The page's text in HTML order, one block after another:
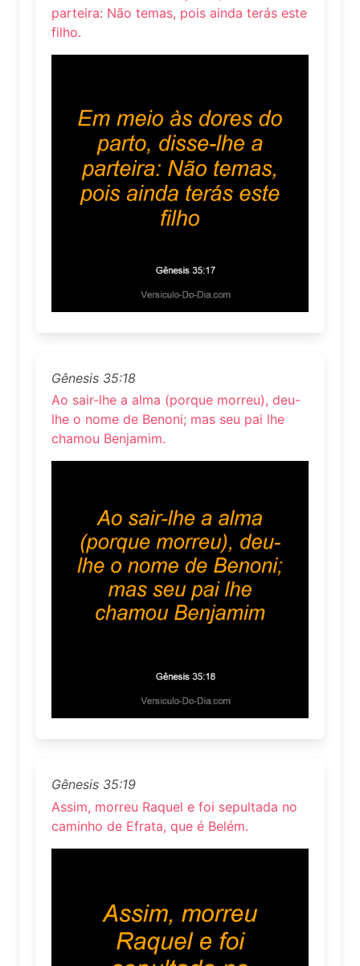
parteira: Não temas, pois ainda terás este
filho.
Gênesis 35:18
Ao sair-lhe a alma (porque morreu), deu-
lhe o nome de Benoni; mas seu pai lhe
chamou Benjamim.
Gênesis 35:19
Assim, morreu Raquel e foi sepultada no
caminho de Efrata, que é Belém.